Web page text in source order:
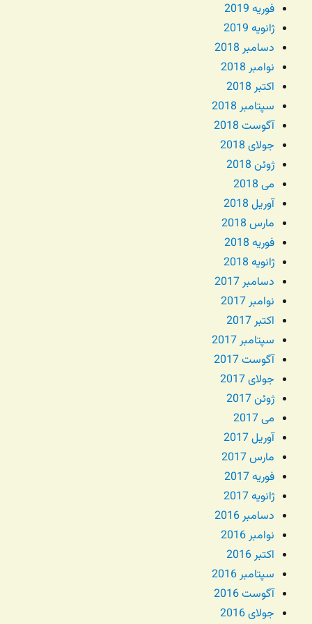
فوریه 2019
ژانویه 2019
دسامبر 2018
نوامبر 2018
اکتبر 2018
سپتامبر 2018
آگوست 2018
جولای 2018
ژوئن 2018
می 2018
آوریل 2018
مارس 2018
فوریه 2018
ژانویه 2018
دسامبر 2017
نوامبر 2017
اکتبر 2017
سپتامبر 2017
آگوست 2017
جولای 2017
ژوئن 2017
می 2017
آوریل 2017
مارس 2017
فوریه 2017
ژانویه 2017
دسامبر 2016
نوامبر 2016
اکتبر 2016
سپتامبر 2016
آگوست 2016
جولای 2016